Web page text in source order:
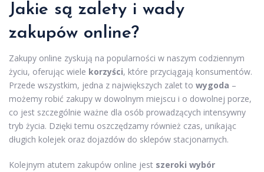
Jakie są zalety i wady
zakupów online?
Zakupy online zyskują na popularności w naszym codziennym
życiu, oferując wiele korzyści, które przyciągają konsumentów.
Przede wszystkim, jedna z największych zalet to wygoda –
możemy robić zakupy w dowolnym miejscu i o dowolnej porze,
co jest szczególnie ważne dla osób prowadzących intensywny
tryb życia. Dzięki temu oszczędzamy również czas, unikając
długich kolejek oraz dojazdów do sklepów stacjonarnych.
Kolejnym atutem zakupów online jest szeroki wybór